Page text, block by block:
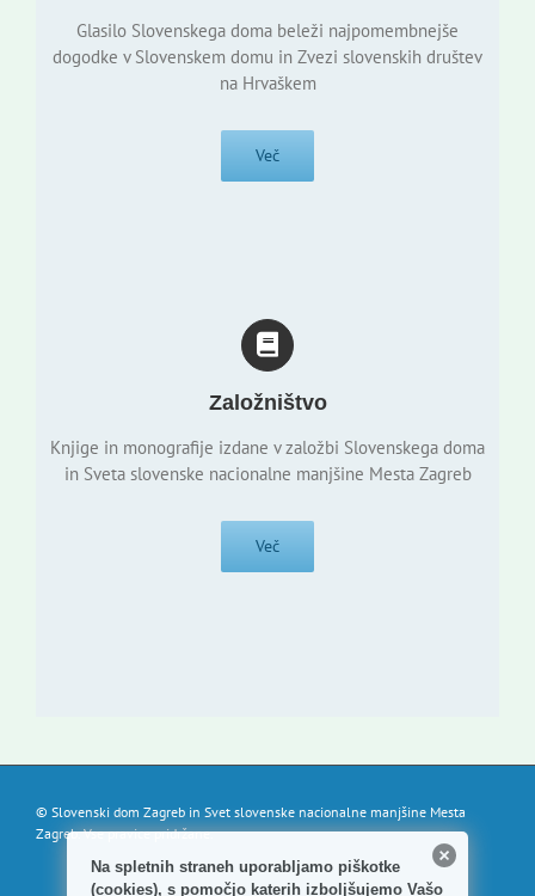
Glasilo Slovenskega doma beleži najpomembnejše
dogodke v Slovenskem domu in Zvezi slovenskih društev
na Hrvaškem
Več
Založništvo
Knjige in monografije izdane v založbi Slovenskega doma
in Sveta slovenske nacionalne manjšine Mesta Zagreb
Več
© Slovenski dom Zagreb in Svet slovenske nacionalne manjšine Mesta
Zagreb. Vse pravice pridržane.
Na spletnih straneh uporabljamo piškotke
(cookies), s pomočjo katerih izboljšujemo Vašo